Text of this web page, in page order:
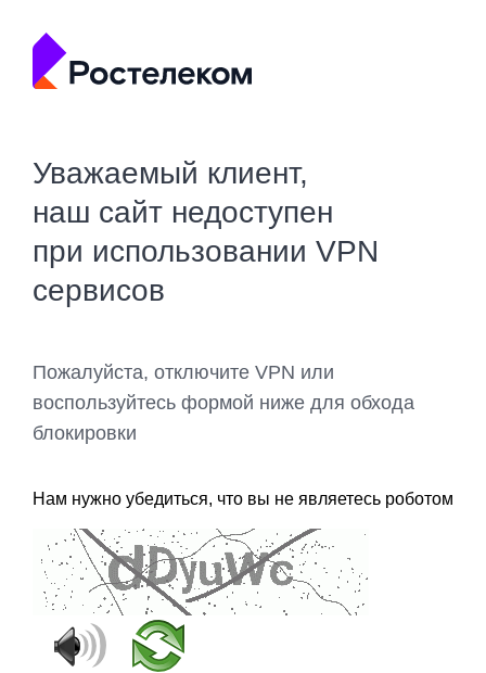
Уважаемый клиент,
наш сайт недоступен
при использовании VPN
сервисов
Пожалуйста, отключите VPN или
воспользуйтесь формой ниже для обхода
блокировки
Нам нужно убедиться, что вы не являетесь роботом